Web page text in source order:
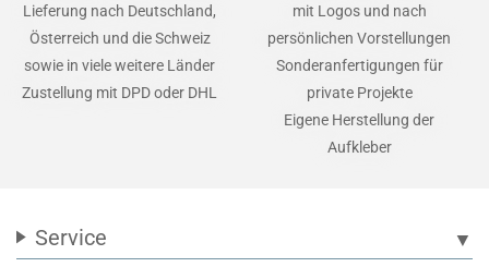
Lieferung nach Deutschland,
Österreich und die Schweiz
sowie in viele weitere Länder
Zustellung mit DPD oder DHL
mit Logos und nach
persönlichen Vorstellungen
Sonderanfertigungen für
private Projekte
Eigene Herstellung der
Aufkleber
Service ▼